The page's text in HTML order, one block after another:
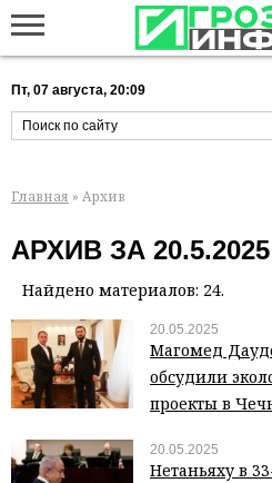
Пт, 07 августа, 20:09
Главная » Архив
АРХИВ ЗА 20.5.2025
Найдено материалов: 24.
20.05.2025
Магомед
обсудили
проекты в
20.05.2025
Нетаньяху в